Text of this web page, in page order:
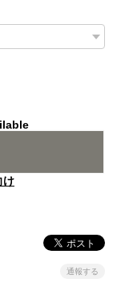
け
通報する